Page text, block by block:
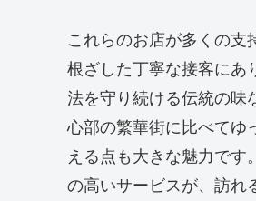
これらのお店が多くの支
根ざした丁寧な接客にあ
法を守り続ける伝統の味
心部の繁華街に比べてゆ
える点も大きな魅力で
の高いサービスが、訪れ